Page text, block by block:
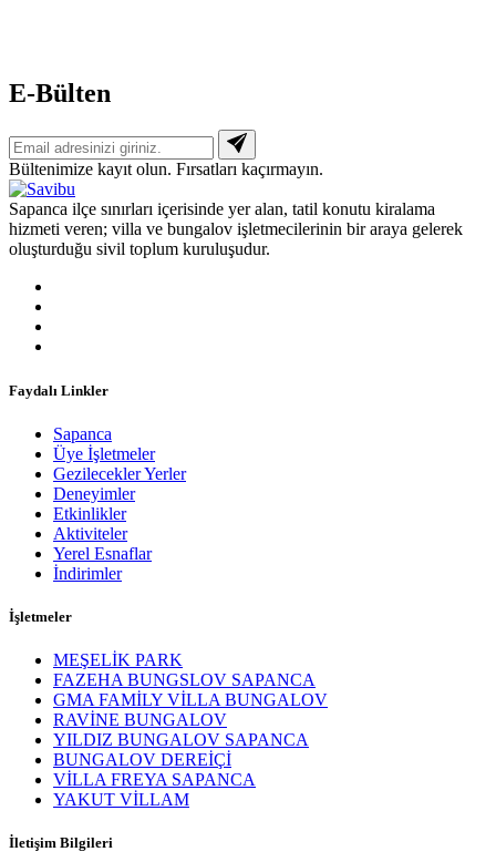
E-Bülten
Bültenimize kayıt olun. Fırsatları kaçırmayın.
Sapanca ilçe sınırları içerisinde yer alan, tatil konutu kiralama
hizmeti veren; villa ve bungalov işletmecilerinin bir araya gelerek
oluşturduğu sivil toplum kuruluşudur.
Faydalı Linkler
Sapanca
Üye İşletmeler
Gezilecekler Yerler
Deneyimler
Etkinlikler
Aktiviteler
Yerel Esnaflar
İndirimler
İşletmeler
MEŞELİK PARK
FAZEHA BUNGSLOV SAPANCA
GMA FAMİLY VİLLA BUNGALOV
RAVİNE BUNGALOV
YILDIZ BUNGALOV SAPANCA
BUNGALOV DEREİÇİ
VİLLA FREYA SAPANCA
YAKUT VİLLAM
İletişim Bilgileri